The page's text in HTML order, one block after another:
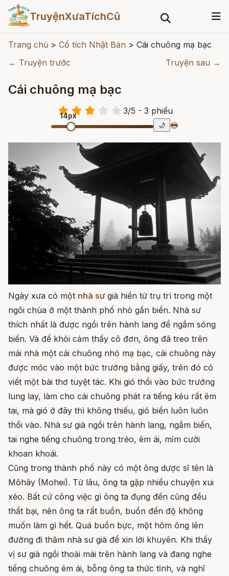
TruyệnXưaTíchCũ
Trang chủ > Cổ tích Nhật Bản > Cái chuông mạ bạc
← Truyện trước
Truyện sau →
Cái chuông mạ bạc
3/5 - 3 phiếu
14px
🌙 🖶
Ngày xưa có một nhà sư già hiền từ trụ trì trong một
ngôi chùa ở một thành phố nhỏ gần biển. Nhà sư
thích nhất là được ngồi trên hành lang để ngắm sóng
biển. Và để khỏi cảm thấy cô đơn, ông đã treo trên
mái nhà một cái chuông nhỏ mạ bạc, cái chuông này
được móc vào một bức trướng bằng giấy, trên đó có
viết một bài thơ tuyệt tác. Khi gió thổi vào bức trướng
lung lay, làm cho cái chuông phát ra tiếng kêu rất êm
tai, mà gió ở đây thì không thiếu, gió biển luôn luôn
thổi vào. Nhà sư già ngồi trên hành lang, ngắm biển,
tai nghe tiếng chuông trong trẻo, êm ái, mỉm cười
khoan khoái.
Cũng trong thành phố này có một ông dược sĩ tên là
Môhây (Mohei). Từ lâu, ông ta gặp nhiều chuyện xui
xẻo. Bất cứ công việc gì ông ta đụng đến cũng đều
thất bại, nên ông ta rất buồn, buồn đến độ không
muốn làm gì hết. Quá buồn bực, một hôm ông lên
đường đi thăm nhà sư già để xin lời khuyên. Khi thấy
vị sư già ngồi thoải mái trên hành lang và đang nghe
tiếng chuông êm ái, bỗng ông ta thức tỉnh, và nghĩ